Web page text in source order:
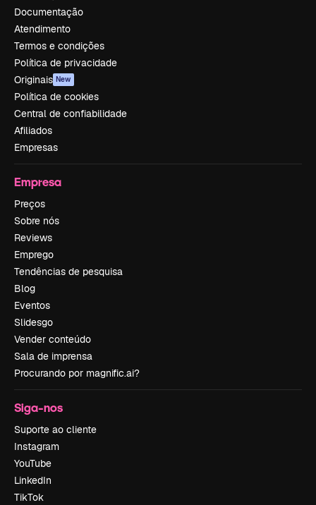
Documentação
Atendimento
Termos e condições
Política de privacidade
Originais New
Política de cookies
Central de confiabilidade
Afiliados
Empresas
Empresa
Preços
Sobre nós
Reviews
Emprego
Tendências de pesquisa
Blog
Eventos
Slidesgo
Vender conteúdo
Sala de imprensa
Procurando por magnific.ai?
Siga-nos
Suporte ao cliente
Instagram
YouTube
LinkedIn
TikTok